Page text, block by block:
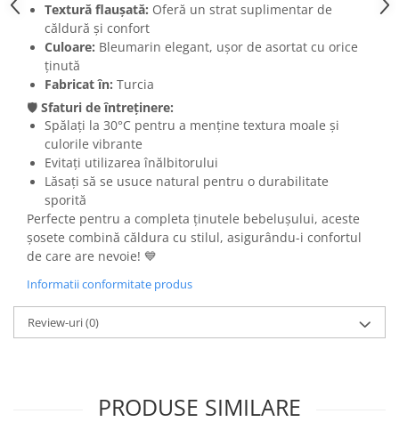
Textură flaușată: Oferă un strat suplimentar de
căldură și confort
Culoare: Bleumarin elegant, ușor de asortat cu orice
ținută
Fabricat în: Turcia
🛡️ Sfaturi de întreținere:
Spălați la 30°C pentru a menține textura moale și
culorile vibrante
Evitați utilizarea înălbitorului
Lăsați să se usuce natural pentru o durabilitate
sporită
Perfecte pentru a completa ținutele bebelușului, aceste
șosete combină căldura cu stilul, asigurându-i confortul
de care are nevoie! 💙
Informatii conformitate produs
Review-uri(0)
PRODUSE SIMILARE